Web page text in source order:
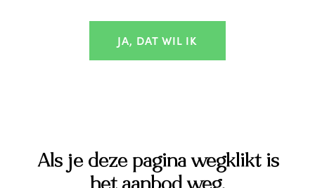
JA, DAT WIL IK
Als je deze pagina wegklikt is